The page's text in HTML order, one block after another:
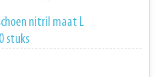
nitril maat L
stuks